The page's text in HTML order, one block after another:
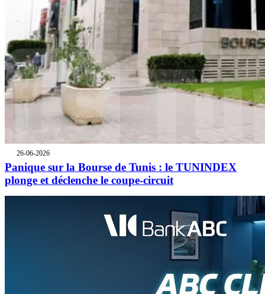
26-06-2026
Panique sur la Bourse de Tunis : le TUNINDEX
plonge et déclenche le coupe-circuit